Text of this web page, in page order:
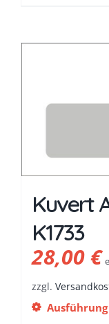
Kuvert
K1733
28,00€
zzgl.